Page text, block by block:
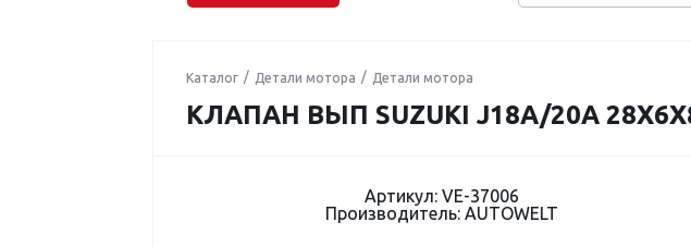
Каталог Детали мотора Детали мотора
КЛАПАН ВЫП SUZUKI J18A/20A
Артикул: VE-37006
Производитель: AUTOWELT